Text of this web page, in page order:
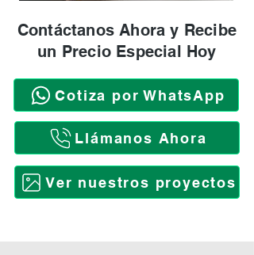
Contáctanos Ahora y Recibe
un Precio Especial Hoy
Cotiza por WhatsApp
Llámanos Ahora
Ver nuestros proyectos